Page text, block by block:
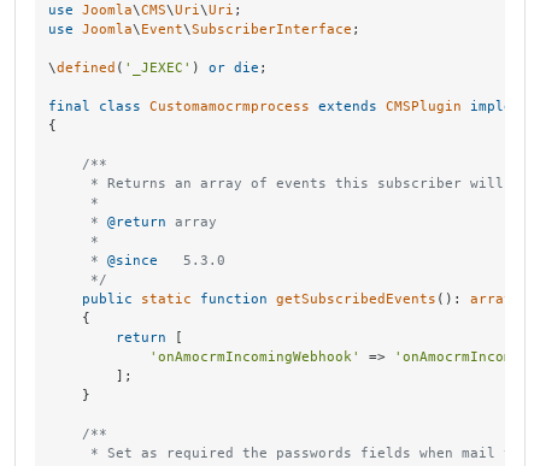
use
Joomla\CMS\Uri\Uri
use
Joomla\ Event\SubscriberInterface ;
\defined ( '_JEXEC' ) or die ;
final class Customamocrmprocess extends CMSPlugin
{
/**
* Returns an array of events this subscriber will
     *
     *
@return array
     *
     *
@since
   5.3.0
     */
public
static function getSubscribedEvents ( ): array
{
return [
'onAmocrmIncomingWebhook'
=>
        ];
    }
/**
* Set as required the passwords fields when mail to